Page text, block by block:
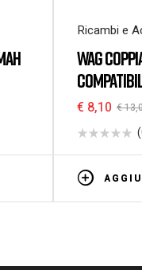
Ricambi e
WAG
2007 / XT
ORGANICA
€
€ 8,10